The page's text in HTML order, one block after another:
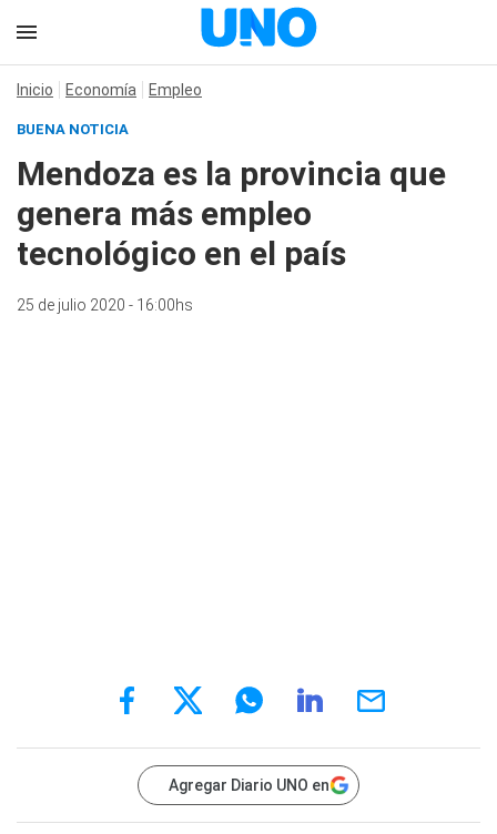
Inicio Economía Empleo
BUENA NOTICIA
Mendoza es la provincia que
genera más empleo
tecnológico en el país
25 de julio 2020 - 16:00hs
Agregar Diario UNO en